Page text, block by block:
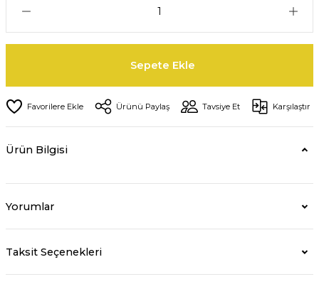
Sepete Ekle
Ürünü Paylaş Tavsiye Et Karşılaştır
Ürün Bilgisi
Yorumlar
Taksit Seçenekleri